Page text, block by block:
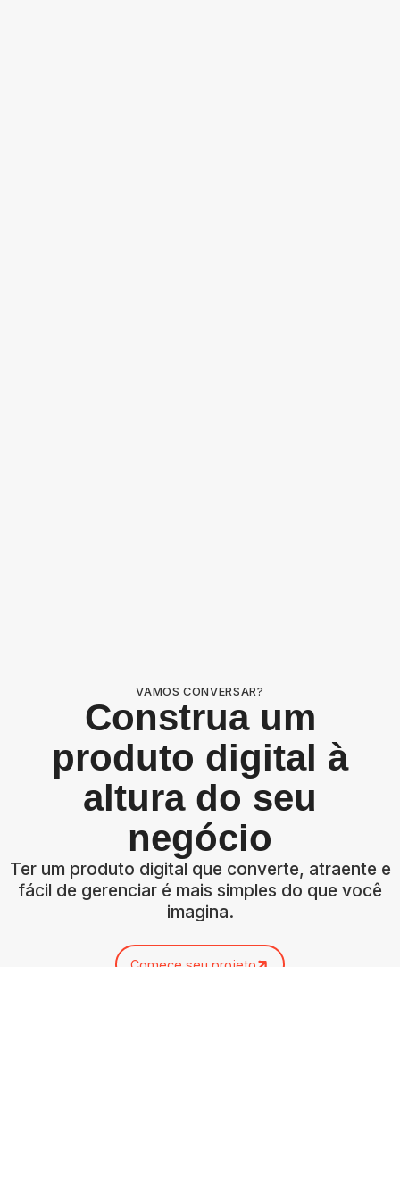
VAMOS CONVERSAR?
Construa um
produto digital à
altura do seu
negócio
Ter um produto digital que converte, atraente e
fácil de gerenciar é mais simples do que você
imagina.
Comece seu projeto